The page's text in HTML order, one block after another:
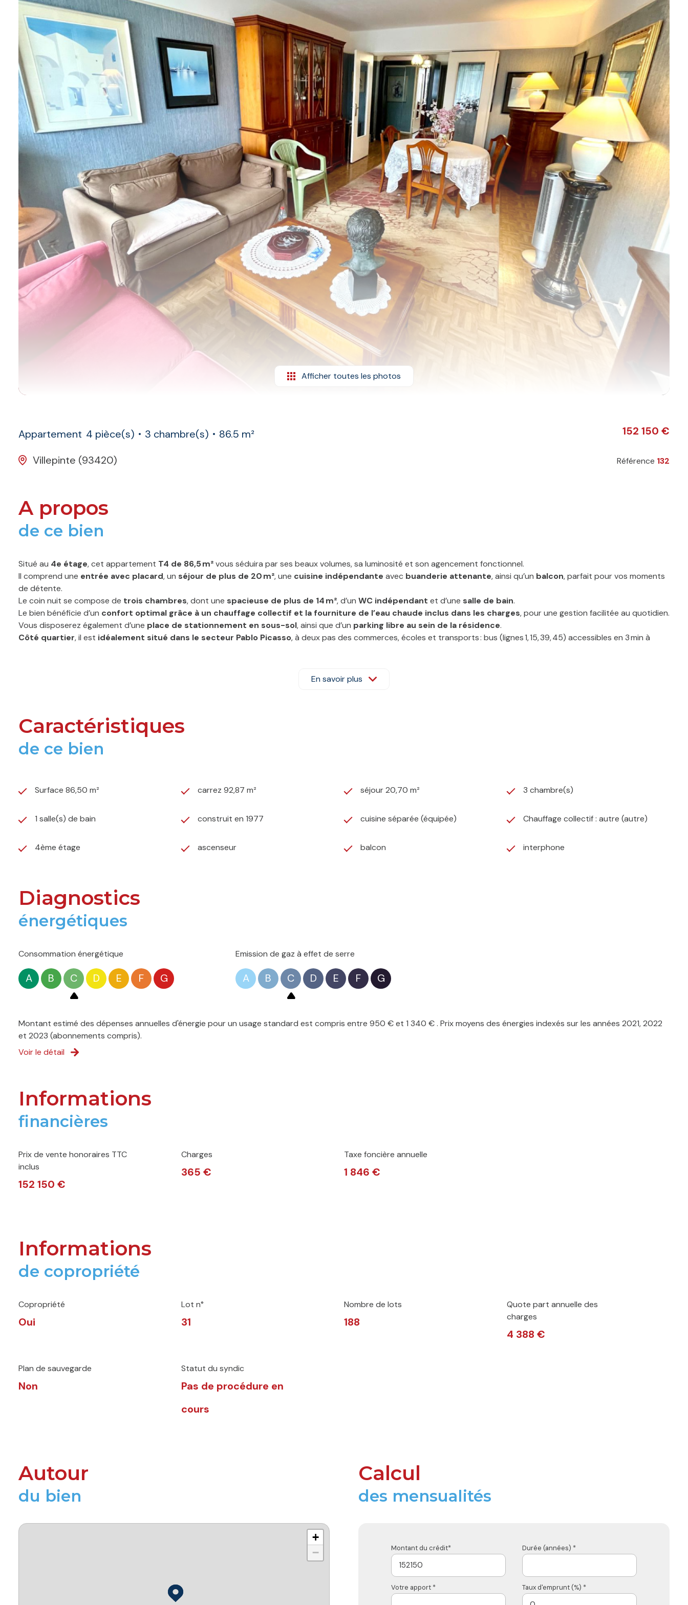
L'agence
Contact
Afficher toutes les photos
Appartement 4 pièce(s) 3 chambre(s)
86.5 m²
Villepinte (93420)
152 150 €
Référence 132
A propos
de ce bien
Situé au 4e étage, cet appartement T4 de 86,5 m²vous séduira par ses beaux volumes, sa luminosité et son agencement fonctionnel.
Il comprend une entrée avec placard, un séjour de plus de 20 m², une cuisine indépendante avec buanderie attenante, ainsi qu’un balcon, parfait pour vos moments
de détente.
Le coin nuit se compose de trois chambres, dont une spacieuse de plus de 14 m², d’un WC indépendant et d’une salle de bain.
Le bien bénéficie d’un confort optimal grâce à un chauffage collectif et la fourniture de l’eau chaude inclus dans les charges, pour une gestion facilitée au quotidien.
Vous disposerez également d’une place de stationnement en sous-sol, ainsi que d’un parking libre au sein de la résidence.
Côté quartier, il est idéalement situé dans le secteur Pablo Picasso, à deux pas des commerces, écoles et transports : bus (lignes 1, 15, 39, 45) accessibles en 3 min à
Les informations sur les risques auxquels ce bien est exposé sont disponibles sur le site
En savoir plus
Caractéristiques
de ce bien
Surface 86,50 m² carrez 92,87 m² séjour 20,70 m² 3 chambre(s)
1 salle(s) de bain construit en 1977 cuisine séparée (équipée) Chauffage collectif : autre (autre)
4ème étage ascenseur balcon interphone
Diagnostics
énergétiques
Consommation énergétique
A B C D E F G
Emission de gaz à effet de serre
A B C D E F G
Montant estimé des dépenses annuelles d'énergie pour un usage standard est compris entre 950 € et 1 340 € . Prix moyens des énergies indexés sur les années 2021, 2022
et 2023 (abonnements compris).
Voir le détail
Informations
financières
Prix de vente honoraires TTC
inclus
152 150 €
Charges
365 €
Taxe foncière annuelle
1 846 €
Informations
de copropriété
Copropriété
Oui
Lot n°
31
Nombre de lots
188
Quote part annuelle des
charges
4 388 €
Plan de sauvegarde
Non
Statut du syndic
Pas de procédure en
cours
Autour
du bien
+
−
Calcul
des mensualités
Montant du crédit* Durée (années) *
Votre apport * Taux d'emprunt (%) *